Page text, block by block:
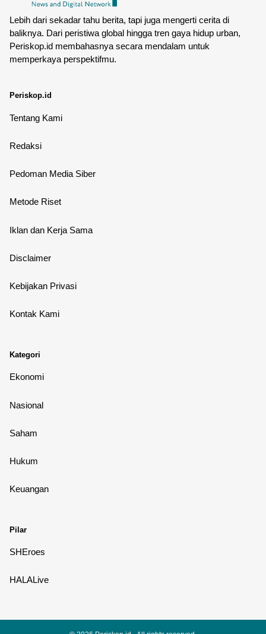
Lebih dari sekadar tahu berita, tapi juga mengerti cerita di
baliknya. Dari peristiwa global hingga tren gaya hidup urban,
Periskop.id membahasnya secara mendalam untuk
memperkaya perspektifmu.
Periskop.id
Tentang Kami
Redaksi
Pedoman Media Siber
Metode Riset
Iklan dan Kerja Sama
Disclaimer
Kebijakan Privasi
Kontak Kami
Kategori
Ekonomi
Nasional
Saham
Hukum
Keuangan
Pilar
SHEroes
HALALive